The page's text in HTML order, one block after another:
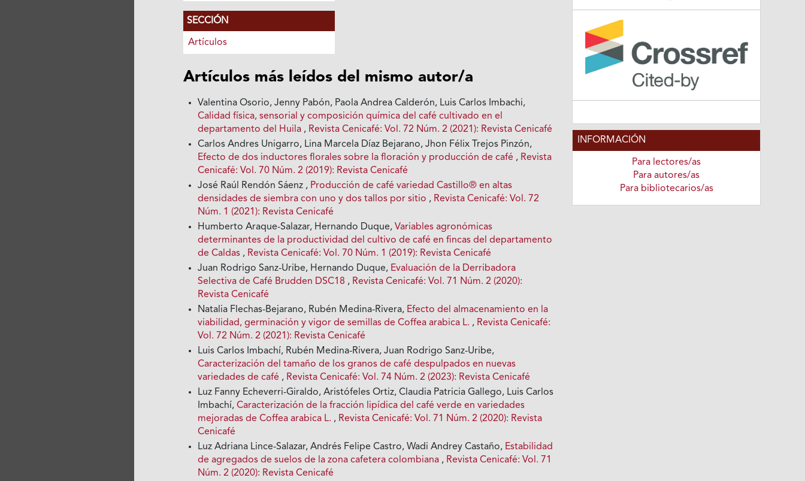
SECCIÓN
Artículos
Artículos más leídos del mismo autor/a
Valentina Osorio, Jenny Pabón, Paola Andrea Calderón, Luis Carlos Imbachi,
Calidad física, sensorial y composición química del café cultivado en el
departamento del Huila , Revista Cenicafé: Vol. 72 Núm. 2 (2021): Revista Cenicafé
Carlos Andres Unigarro, Lina Marcela Díaz Bejarano, Jhon Félix Trejos Pinzón,
Efecto de dos inductores florales sobre la floración y producción de café , Revista
Cenicafé: Vol. 70 Núm. 2 (2019): Revista Cenicafé
José Raúl Rendón Sáenz , Producción de café variedad Castillo® en altas
densidades de siembra con uno y dos tallos por sitio , Revista Cenicafé: Vol. 72
Núm. 1 (2021): Revista Cenicafé
Humberto Araque-Salazar, Hernando Duque,Variables agronómicas
determinantes de la productividad del cultivo de café en fincas del departamento
de Caldas , Revista Cenicafé: Vol. 70 Núm. 1 (2019): Revista Cenicafé
Juan Rodrigo Sanz-Uribe, Hernando Duque, Evaluación de la Derribadora
Selectiva de Café Brudden DSC18 , Revista Cenicafé: Vol. 71 Núm. 2 (2020):
Revista Cenicafé
Natalia Flechas-Bejarano, Rubén Medina-Rivera, Efecto del almacenamiento en la
viabilidad, germinación y vigor de semillas de Coffea arabica L. , Revista Cenicafé:
Vol. 72 Núm. 2 (2021): Revista Cenicafé
Luis Carlos Imbachí, Rubén Medina-Rivera, Juan Rodrigo Sanz-Uribe,
Caracterización del tamaño de los granos de café despulpados en nuevas
variedades de café , Revista Cenicafé: Vol. 74 Núm. 2 (2023): Revista Cenicafé
Luz Fanny Echeverri-Giraldo, Aristófeles Ortiz, Claudia Patricia Gallego, Luis Carlos
Imbachí,Caracterización de la fracción lipídica del café verde en variedades
mejoradas de Coffea arabica L. , Revista Cenicafé: Vol. 71 Núm. 2 (2020): Revista
Cenicafé
Luz Adriana Lince-Salazar, Andrés Felipe Castro, Wadi Andrey Castaño, Estabilidad
de agregados de suelos de la zona cafetera colombiana , Revista Cenicafé: Vol. 71
Núm. 2 (2020): Revista Cenicafé
INFORMACIÓN
Para lectores/as
Para autores/as
Para bibliotecarios/as